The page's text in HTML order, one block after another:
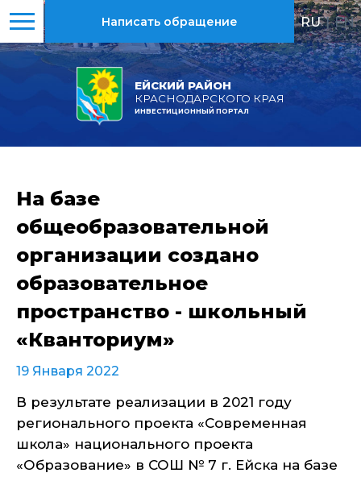
ЕЙСКИЙ РАЙОН
КРАСНОДАРСКОГО КРАЯ
ИНВЕСТИЦИОННЫЙ ПОРТАЛ
Написать обращение RU | EN
На базе
общеобразовательной
организации создано
образовательное
пространство - школьный
«Кванториум»
19 Января 2022
В результате реализации в 2021 году
регионального проекта «Современная
школа» национального проекта
«Образование» в СОШ № 7 г. Ейска на базе